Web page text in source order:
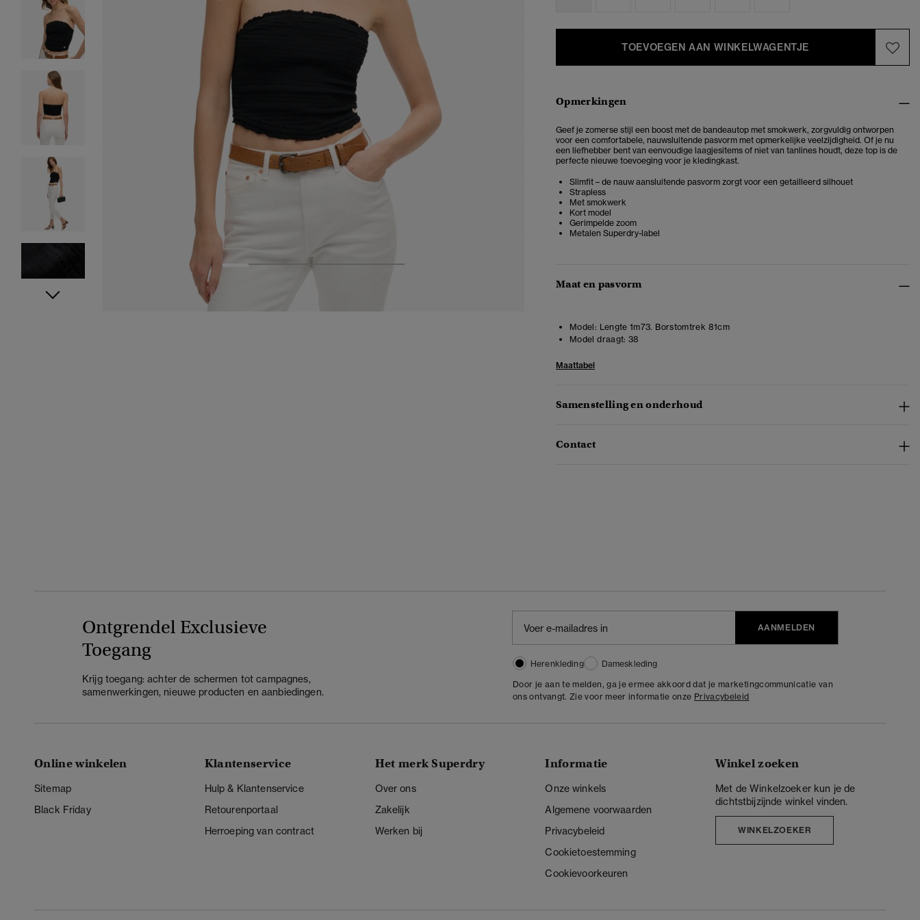
4
TOEVOEGEN AAN WINKELWAGENTJE
Opmerkingen
Geef je zomerse stijl een boost met de bandeautop met smokwerk, zorgvuldig ontworpen
voor een comfortabele, nauwsluitende pasvorm met opmerkelijke veelzijdigheid. Of je nu
een liefhebber bent van eenvoudige laagjesitems of niet van tanlines houdt, deze top is de
perfecte nieuwe toevoeging voor je kledingkast.
Slimfit – de nauw aansluitende pasvorm zorgt voor een getailleerd silhouet
Strapless
Met smokwerk
Kort model
Gerimpelde zoom
Metalen Superdry-label
Maat en pasvorm
Model: Lengte 1m73. Borstomtrek 81cm
Model draagt: 38
Maattabel
Samenstelling en onderhoud
Contact
Ontgrendel Exclusieve
Toegang
Krijg toegang: achter de schermen tot campagnes,
samenwerkingen, nieuwe producten en aanbiedingen.
AANMELDEN
Herenkleding
Dameskleding
Door je aan te melden, ga je ermee akkoord dat je marketingcommunicatie van
ons ontvangt. Zie voor meer informatie onze Privacybeleid
Online winkelen
Sitemap
Black Friday
Klantenservice
Hulp & Klantenservice
Retourenportaal
Herroeping van contract
Het merk Superdry
Over ons
Zakelijk
Werken bij
Informatie
Onze winkels
Algemene voorwaarden
Privacybeleid
Cookietoestemming
Cookievoorkeuren
Winkel zoeken
Met de Winkelzoeker kun je de
dichtstbijzijnde winkel vinden.
WINKELZOEKER